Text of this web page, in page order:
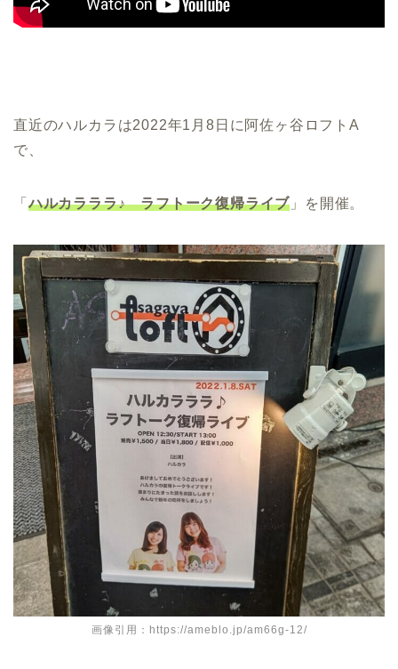
直近のハルカラは2022年1月8日に阿佐ヶ谷ロフトA
で、
「ハルカラララ♪ ラフトーク復帰ライブ 」を開催。
画像引用：https://ameblo.jp/am66g-12/